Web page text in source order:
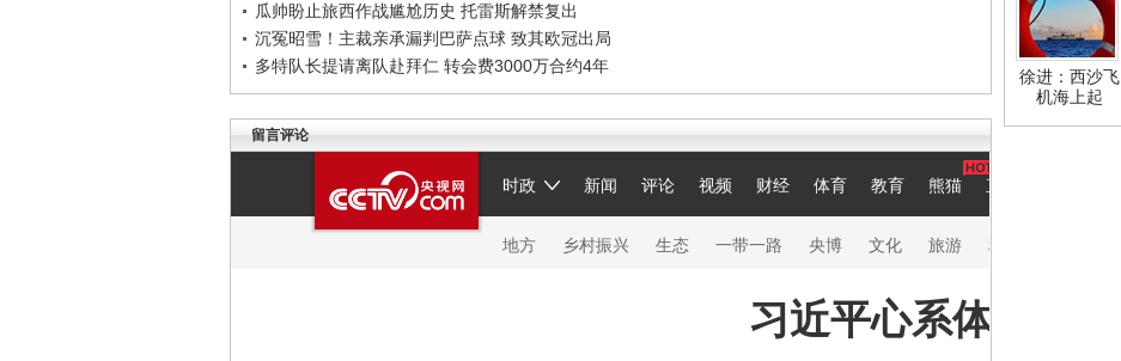
徐进：西沙飞
机海上起
瓜帅盼止旅西作战尴尬历史 托雷斯解禁复出
沉冤昭雪！主裁亲承漏判巴萨点球 致其欧冠出局
多特队长提请离队赴拜仁 转会费3000万合约4年
留言评论